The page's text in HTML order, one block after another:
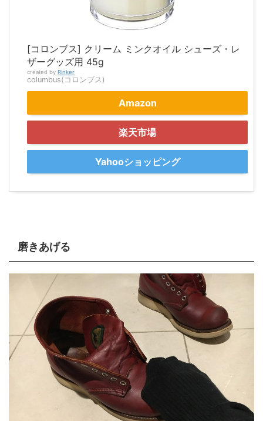
[コロンブス] クリーム ミンクオイル シューズ・レ
ザーグッズ用 45g
created by Rinker
columbus(コロンブス)
Amazon
楽天市場
Yahooショッピング
磨きあげる